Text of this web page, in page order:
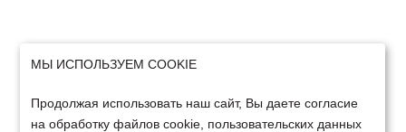
МЫ ИСПОЛЬЗУЕМ COOKIE
Продолжая использовать наш сайт, Вы даете согласие
на обработку файлов cookie, пользовательских данных